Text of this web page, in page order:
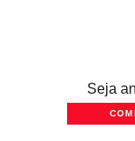
Seja